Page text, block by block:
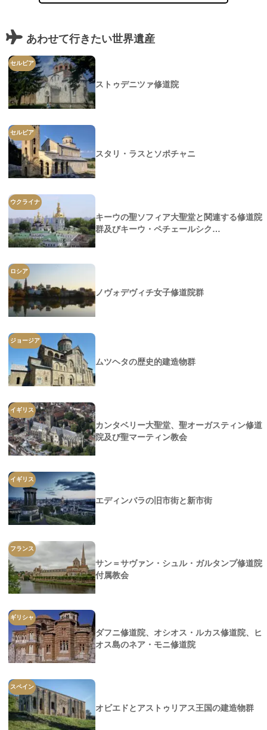
あわせて行きたい世界遺産
セルビア
ストゥデニツァ修道院
セルビア
スタリ・ラスとソポチャニ
ウクライナ
キーウの聖ソフィア大聖堂と関連する修道院
群及びキーウ・ペチェールシク…
ロシア
ノヴォデヴィチ女子修道院群
ジョージア
ムツヘタの歴史的建造物群
イギリス
カンタベリー大聖堂、聖オーガスティン修道
院及び聖マーティン教会
イギリス
エディンバラの旧市街と新市街
フランス
サン＝サヴァン・シュル・ガルタンプ修道院
付属教会
ギリシャ
ダフニ修道院、オシオス・ルカス修道院、ヒ
オス島のネア・モニ修道院
スペイン
オビエドとアストゥリアス王国の建造物群